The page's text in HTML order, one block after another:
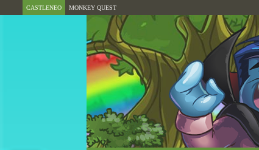
CASTLENEO MONKEY QUEST